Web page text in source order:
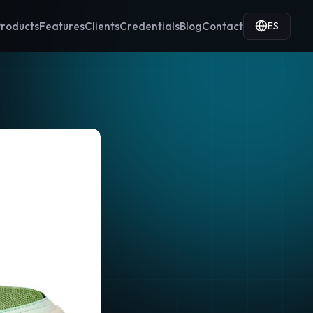
FeaturesClientsCredentialsBlogContact ES